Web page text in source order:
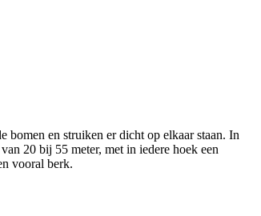
bomen en struiken er dicht op elkaar staan. In
20 bij 55 meter, met in iedere hoek een
vooral berk.